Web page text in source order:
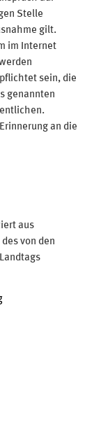
Stelle
gilt.
im Internet
sein, die
genannten
an die
aus
von den